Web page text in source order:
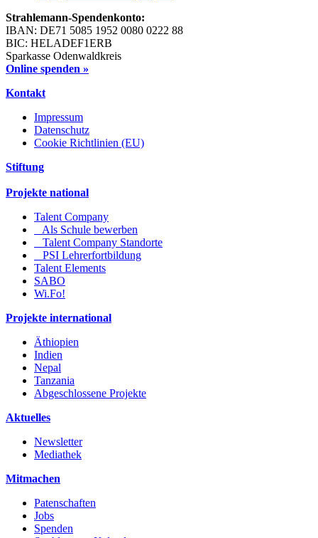
Strahlemann-Spendenkonto:
IBAN: DE71 5085 1952 0080 0222 88
BIC: HELADEF1ERB
Sparkasse Odenwaldkreis
Online spenden »
Kontakt
Impressum
Datenschutz
Cookie Richtlinien (EU)
Stiftung
Projekte national
Talent Company
Als Schule bewerben
Talent Company Standorte
PSI Lehrerfortbildung
Talent Elements
SABO
Wi.Fo!
Projekte international
Äthiopien
Indien
Nepal
Tanzania
Abgeschlossene Projekte
Aktuelles
Newsletter
Mediathek
Mitmachen
Patenschaften
Jobs
Spenden